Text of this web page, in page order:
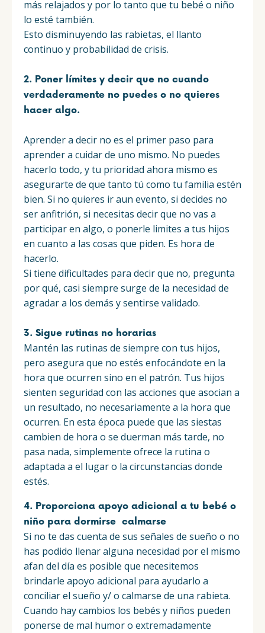
más relajados y por lo tanto que tu bebé o niño
lo esté también.
Esto disminuyendo las rabietas, el llanto
continuo y probabilidad de crisis.
2. Poner límites y decir que no cuando
verdaderamente no puedes o no quieres
hacer algo.
Aprender a decir no es el primer paso para
aprender a cuidar de uno mismo. No puedes
hacerlo todo, y tu prioridad ahora mismo es
asegurarte de que tanto tú como tu familia estén
bien. Si no quieres ir aun evento, si decides no
ser anfitrión, si necesitas decir que no vas a
participar en algo, o ponerle limites a tus hijos
en cuanto a las cosas que piden. Es hora de
hacerlo.
Si tiene dificultades para decir que no, pregunta
por qué, casi siempre surge de la necesidad de
agradar a los demás y sentirse validado.
3. Sigue rutinas no horarias
Mantén las rutinas de siempre con tus hijos,
pero asegura que no estés enfocándote en la
hora que ocurren sino en el patrón. Tus hijos
sienten seguridad con las acciones que asocian a
un resultado, no necesariamente a la hora que
ocurren. En esta época puede que las siestas
cambien de hora o se duerman más tarde, no
pasa nada, simplemente ofrece la rutina o
adaptada a el lugar o la circunstancias donde
estés.
4. Proporciona apoyo adicional a tu bebé o
niño para dormirse calmarse
Si no te das cuenta de sus señales de sueño o no
has podido llenar alguna necesidad por el mismo
afan del día es posible que necesitemos
brindarle apoyo adicional para ayudarlo a
conciliar el sueño y/ o calmarse de una rabieta.
Cuando hay cambios los bebés y niños pueden
ponerse de mal humor o extremadamente